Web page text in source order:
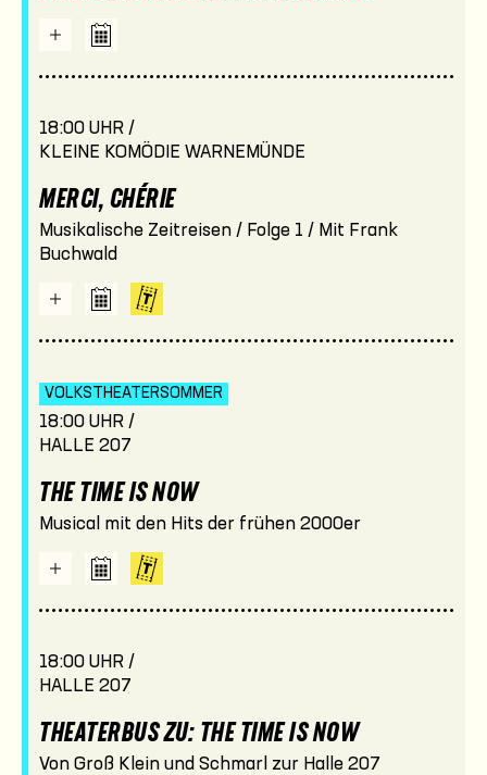
18:00 UHR /
KLEINE KOMÖDIE WARNEMÜNDE
MERCI, CHÉRIE
Musikalische Zeitreisen / Folge 1 / Mit Frank
Buchwald
VOLKSTHEATER­SOMMER
18:00 UHR /
HALLE 207
THE TIME IS NOW
Musical mit den Hits der frühen 2000er
18:00 UHR /
HALLE 207
THEATERBUS ZU: THE TIME IS NOW
Von Groß Klein und Schmarl zur Halle 207